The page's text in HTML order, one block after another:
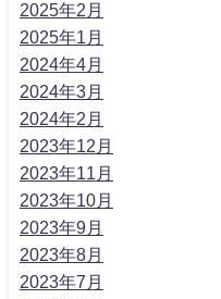
2025年2月
2025年1月
2024年4月
2024年3月
2024年2月
2023年12月
2023年11月
2023年10月
2023年9月
2023年8月
2023年7月